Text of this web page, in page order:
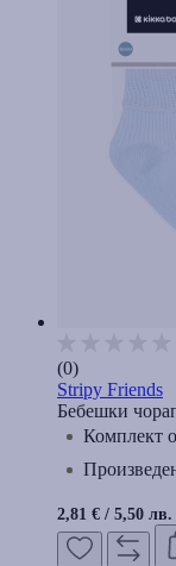
(0)
Stripy Friends
Бебешки
Комплект
2,81 € / 5,50 лв.